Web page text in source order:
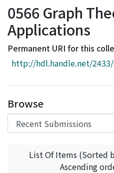
Browse
Download Ranking
Access Statistics
0566 Graph
Applications
Permanent URI for this
http://hdl.handle.net/
Browse
List Of Items (Sorted
Ascending